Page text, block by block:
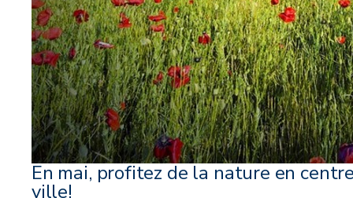
En mai, profitez de la nature en
ville!